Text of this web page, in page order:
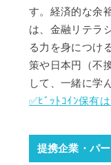
す。経済的な余
は、金融リテラ
る力を身につけ
策や日本円（不
して、一緒に学
✅ﾋﾞｯﾄｺｲﾝ保有
提携企業・パ